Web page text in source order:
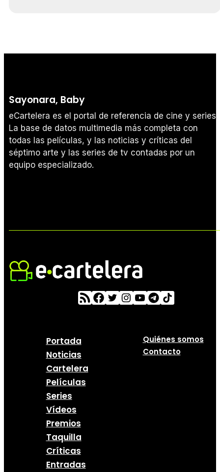
Sayonara, Baby
eCartelera es el portal de referencia de cine y series.
La base de datos multimedia más completa con
todas las películas, y las noticias y críticas del
séptimo arte y las series de tv contadas por un
equipo especializado.
Portada
Noticias
Cartelera
Películas
Series
Vídeos
Premios
Taquilla
Críticas
Entradas
Quiénes somos
Contacto